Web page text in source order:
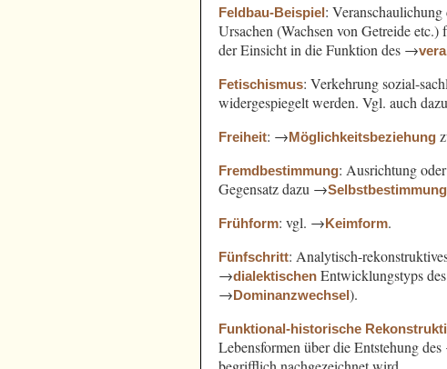
Feldbau-Beispiel:
Ursachen (Wachsen von Getreide
der Einsicht in die Funktion des →
Fetischismus: Verkehrung sozial-
widergespiegelt werden. Vgl. auch
Freiheit: →Möglichkeitsbeziehung
Fremdbestimmung: Ausrichtung
Gegensatz dazu →Selbstbestimmung
Frühform: vgl. →Keimform.
Fünfschritt: Analytisch-
→dialektischen Entwicklungstyps
→Dominanzwechsel).
Funktional-historische
Lebensformen über die Entstehung